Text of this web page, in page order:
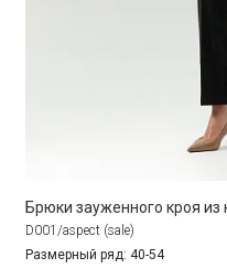
Брюки зауженного кроя
D001/aspect (sale)
Размерный ряд: 40-54